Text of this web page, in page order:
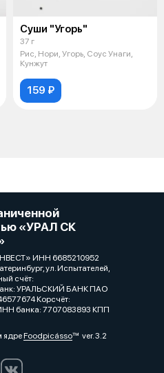
Суши "Угорь"
37 г
Рис, Нори, Угорь, Соус Унаги,
Кунжут
159 ₽
«УРАЛ СК
ИНН 6685210952
ул. Испытателей,
счёт:
УРАЛЬСКИЙ БАНК ПАО
Корсчёт:
банка: 7707083893 КПП
ядреFoodpicássover. 3.2